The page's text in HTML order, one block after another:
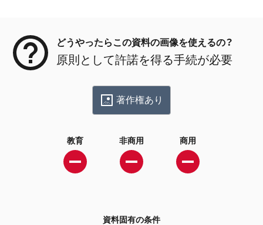
どうやったらこの資料の画像を使えるの？
原則として許諾を得る手続が必要
著作権あり
教育 非商用 商用
資料固有の条件